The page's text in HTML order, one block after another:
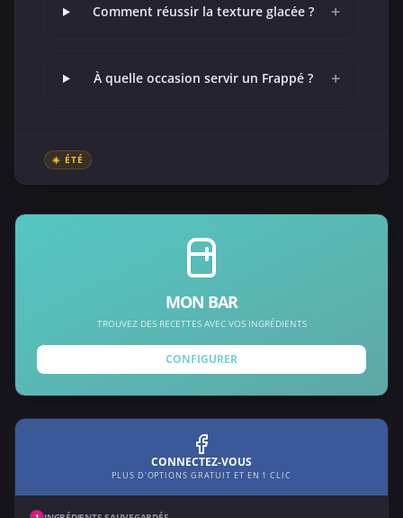
Comment réussir la texture glacée ? +
À quelle occasion servir un Frappé ? +
☀️ ÉTÉ
MON BAR
TROUVEZ DES RECETTES AVEC VOS INGRÉDIENTS
CONFIGURER
CONNECTEZ-VOUS
PLUS D'OPTIONS GRATUIT ET EN 1 CLIC